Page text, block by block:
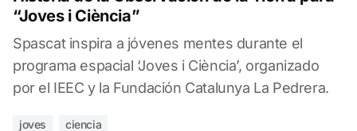
“Joves i Ciència”
Spascat inspira a jóvenes mentes durante el
programa espacial ‘Joves i Ciència’, organizado
por el IEEC y la Fundación Catalunya La Pedrera.
joves ciencia